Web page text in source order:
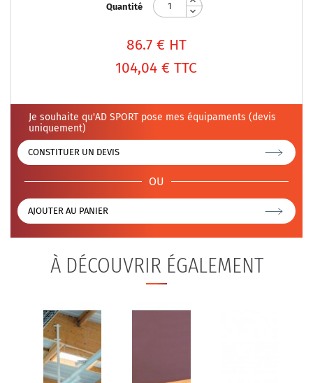
Quantité
86.7 € HT
104,04 € TTC
Je souhaite qu'AD SPORT pose mes équipaments (devis
uniquement)
CONSTITUER UN DEVIS
OU
AJOUTER AU PANIER
À DÉCOUVRIR ÉGALEMENT